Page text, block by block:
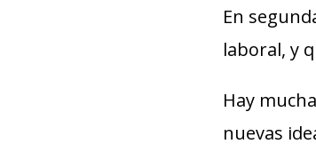
En
laboral, y
Hay
nuevas